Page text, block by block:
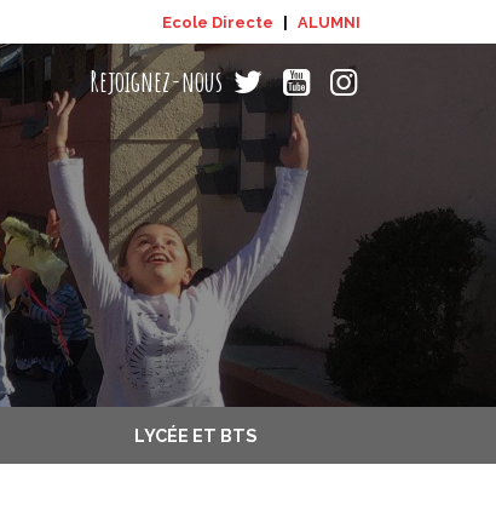
Ecole Directe | ALUMNI
LYCÉE ET BTS